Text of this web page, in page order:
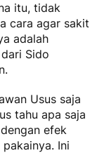
itu, tidak
cara agar sakit
adalah
dari Sido
Usus saja
tahu apa saja
efek
Ini